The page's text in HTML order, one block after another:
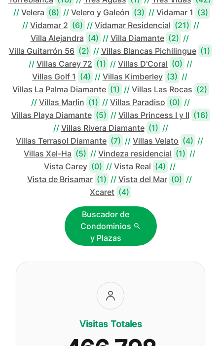
// Velera (8) // Velero y Galeón (3) // Vidamar 1 (3)
// Vidamar 2 (6) // Vidamar Residencial (21) //
Villa Alejandra (4) // Villa Diamante (2) //
Villa Guitarrón 56 (2) // Villas Blancas Pichilingue (1)
// Villas Carey 72 (1) // Villas D'Coral (0) //
Villas Golf 1 (4) // Villas Kimberley (3) //
Villas La Palma Diamante (1) // Villas Las Rocas (2)
// Villas Marlin (1) // Villas Paradiso (0) //
Villas Playa Diamante (5) // Villas Princess I y II (16)
// Villas Rivera Diamante (1) //
Villas Terrasol Diamante (7) // Villas Velato (4) //
Villas Xel-Ha (5) // Vindeza residencial (1) //
Vista Carey (0) // Vista Real (4) //
Vista de Brisamar (1) // Vista del Mar (0) //
Xcaret (4)
Buscador de
Condominios
y Plazas
Visitas Totales